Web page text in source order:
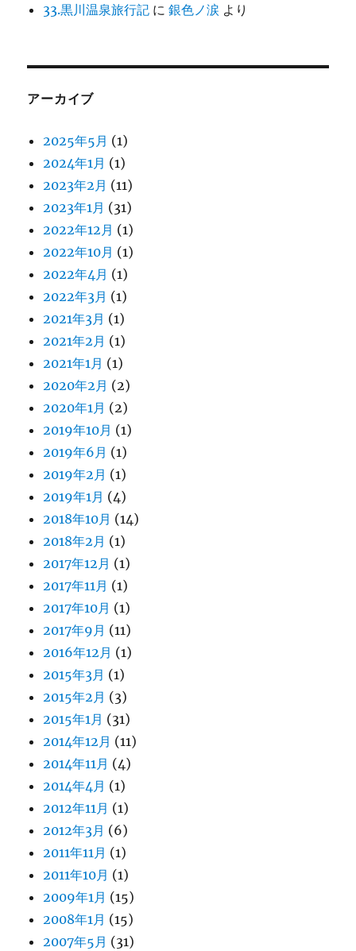
33.黒川温泉旅行記 に銀色ノ涙 より
アーカイブ
2025年5月 (1)
2024年1月 (1)
2023年2月 (11)
2023年1月 (31)
2022年12月 (1)
2022年10月 (1)
2022年4月 (1)
2022年3月 (1)
2021年3月 (1)
2021年2月 (1)
2021年1月 (1)
2020年2月 (2)
2020年1月 (2)
2019年10月 (1)
2019年6月 (1)
2019年2月 (1)
2019年1月 (4)
2018年10月 (14)
2018年2月 (1)
2017年12月 (1)
2017年11月 (1)
2017年10月 (1)
2017年9月 (11)
2016年12月 (1)
2015年3月 (1)
2015年2月 (3)
2015年1月 (31)
2014年12月 (11)
2014年11月 (4)
2014年4月 (1)
2012年11月 (1)
2012年3月 (6)
2011年11月 (1)
2011年10月 (1)
2009年1月 (15)
2008年1月 (15)
2007年5月 (31)